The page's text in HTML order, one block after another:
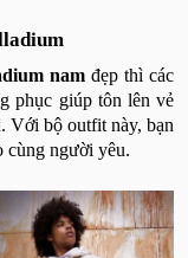
namđẹp thì các
phục giúp tôn lên vẻ
Với bộ outfit này, bạn
cùng người yêu.